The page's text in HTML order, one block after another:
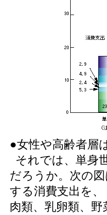
●女性や高齢者層
それでは、単身
だろうか。次の
する消費支出を
肉類、乳卵類、